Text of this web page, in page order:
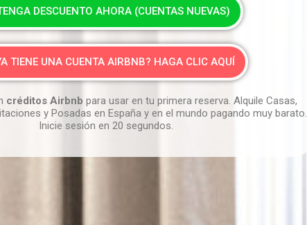
DESCUENTO AHORA (CUENTAS NUEVAS)
TIENE UNA CUENTA AIRBNB? HAGA CLIC AQUÍ
créditos Airbnb para usar en tu primera reserva. Alquile Casas,
y Posadas en España y en el mundo pagando muy barato.
Inicie sesión en 20 segundos.